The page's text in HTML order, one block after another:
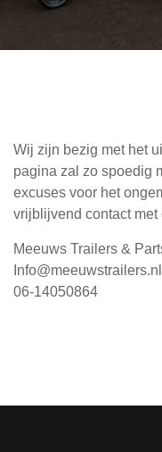
Wij zijn bezig met het
pagina zal zo spoedig
excuses voor het
vrijblijvend contact met
Meeuws Trailers &
Info@meeuwstrailers.nl
06-14050864